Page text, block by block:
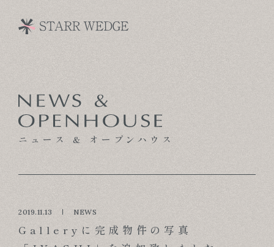
CONCEPT
TECHNOLOGY
MODEL HOUSE
BLOG
ニュース & オープンハウス
2019.11.13 NEWS
Galleryに完成物件の写真